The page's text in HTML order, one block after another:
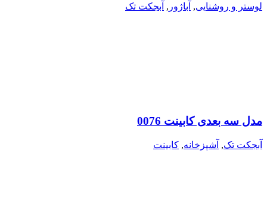
لوستر و روشنایی, آباژور , آبجکت تک
مدل سه بعدی کابینت 0076
آبجکت تک, آشپزخانه, کابینت